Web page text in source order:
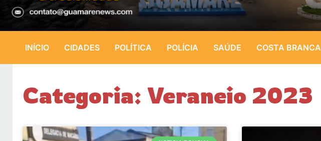
INÍCIO CIDADES POLÍTICA POLÍCIA SAÚDE COSTA BRANCA
Categoria: Veraneio 2023